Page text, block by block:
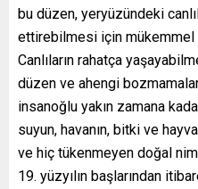
bu düzen, yeryüzündeki
ettirebilmesi için mükemmel
Canlıların rahatça
düzen ve ahengi
insanoğlu yakın zamana
suyun, havanın, bitki ve
ve hiç tükenmeyen doğal
19. yüzyılın başlarından